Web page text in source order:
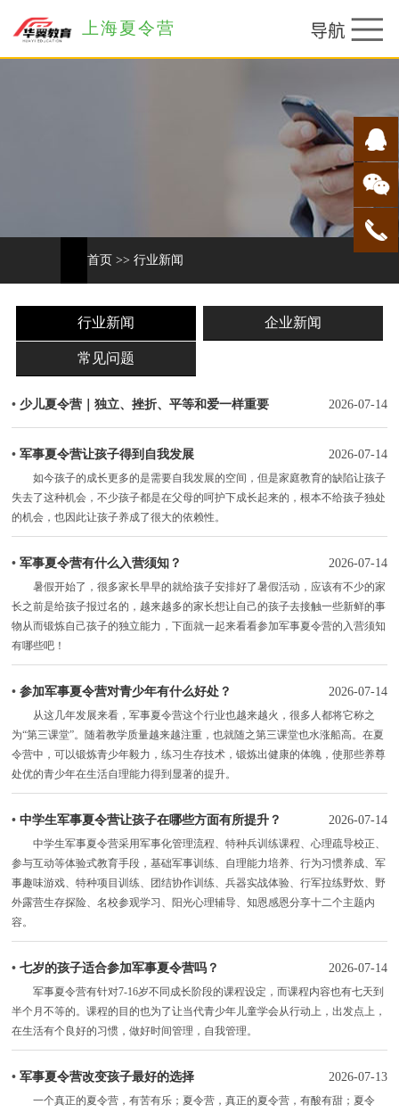
上海夏令营
首页 >> 行业新闻
行业新闻 企业新闻
常见问题
• 少儿夏令营｜独立、挫折、平等和爱一样重要 2026-07-14
•军事夏令营让孩子得到自我发展 2026-07-14
如今孩子的成长更多的是需要自我发展的空间，但是家庭教育的缺陷让孩子
失去了这种机会，不少孩子都是在父母的呵护下成长起来的，根本不给孩子独处
的机会，也因此让孩子养成了很大的依赖性。
•军事夏令营有什么入营须知？ 2026-07-14
暑假开始了，很多家长早早的就给孩子安排好了暑假活动，应该有不少的家
长之前是给孩子报过名的，越来越多的家长想让自己的孩子去接触一些新鲜的事
物从而锻炼自己孩子的独立能力，下面就一起来看看参加军事夏令营的入营须知
有哪些吧！
•参加军事夏令营对青少年有什么好处？ 2026-07-14
从这几年发展来看，军事夏令营这个行业也越来越火，很多人都将它称之
为“第三课堂”。随着教学质量越来越注重，也就随之第三课堂也水涨船高。在夏
令营中，可以锻炼青少年毅力，练习生存技术，锻炼出健康的体魄，使那些养尊
处优的青少年在生活自理能力得到显著的提升。
•中学生军事夏令营让孩子在哪些方面有所提升？ 2026-07-14
中学生军事夏令营采用军事化管理流程、特种兵训练课程、心理疏导校正、
参与互动等体验式教育手段，基础军事训练、自理能力培养、行为习惯养成、军
事趣味游戏、特种项目训练、团结协作训练、兵器实战体验、行军拉练野炊、野
外露营生存探险、名校参观学习、阳光心理辅导、知恩感恩分享十二个主题内
容。
•七岁的孩子适合参加军事夏令营吗？ 2026-07-14
军事夏令营有针对7-16岁不同成长阶段的课程设定，而课程内容也有七天到
半个月不等的。课程的目的也为了让当代青少年儿童学会从行动上，出发点上，
在生活有个良好的习惯，做好时间管理，自我管理。
•军事夏令营改变孩子最好的选择 2026-07-13
一个真正的夏令营，有苦有乐；夏令营，真正的夏令营，有酸有甜；夏令